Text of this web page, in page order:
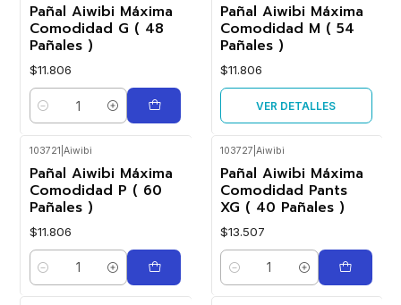
Pañal Aiwibi Máxima
Comodidad G ( 48
Pañales )
$11.806
Cantidad
Pañal Aiwibi Máxima
Comodidad M ( 54
Pañales )
$11.806
VER DETALLES
103721 Aiwibi
Pañal Aiwibi Máxima
Comodidad P ( 60
Pañales )
$11.806
Cantidad
103727 Aiwibi
Pañal Aiwibi Máxima
Comodidad Pants
XG ( 40 Pañales )
$13.507
Cantidad